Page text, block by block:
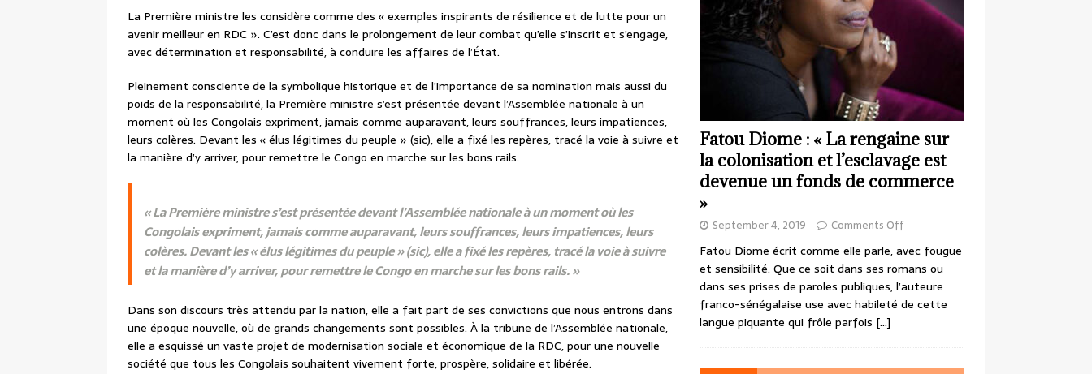
La Première ministre les considère comme des « exemples inspirants de résilience et de lutte pour un
avenir meilleur en RDC ». C’est donc dans le prolongement de leur combat qu’elle s’inscrit et s’engage,
avec détermination et responsabilité, à conduire les affaires de l’État.
Pleinement consciente de la symbolique historique et de l’importance de sa nomination mais aussi du
poids de la responsabilité, la Première ministre s’est présentée devant l’Assemblée nationale à un
moment où les Congolais expriment, jamais comme auparavant, leurs souffrances, leurs impatiences,
leurs colères. Devant les « élus légitimes du peuple » (sic), elle a fixé les repères, tracé la voie à suivre et
la manière d’y arriver, pour remettre le Congo en marche sur les bons rails.
« La Première ministre s’est présentée devant l’Assemblée nationale à un moment où les
Congolais expriment, jamais comme auparavant, leurs souffrances, leurs impatiences, leurs
colères. Devant les « élus légitimes du peuple » (sic), elle a fixé les repères, tracé la voie à suivre
et la manière d’y arriver, pour remettre le Congo en marche sur les bons rails. »
Dans son discours très attendu par la nation, elle a fait part de ses convictions que nous entrons dans
une époque nouvelle, où de grands changements sont possibles. À la tribune de l’Assemblée nationale,
elle a esquissé un vaste projet de modernisation sociale et économique de la RDC, pour une nouvelle
société que tous les Congolais souhaitent vivement forte, prospère, solidaire et libérée.
Fatou Diome : « La rengaine sur
la colonisation et l’esclavage est
devenue un fonds de commerce
»
September 4, 2019 Comments Off
Fatou Diome écrit comme elle parle, avec fougue
et sensibilité. Que ce soit dans ses romans ou
dans ses prises de paroles publiques, l’auteure
franco-sénégalaise use avec habileté de cette
langue piquante qui frôle parfois […]